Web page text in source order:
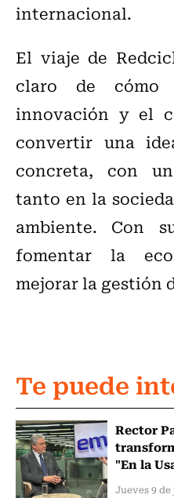
internacional.
El viaje de
claro de cómo
innovación y el
convertir una
concreta, con
tanto en la
ambiente. Con
fomentar la
mejorar la gestión
Te puede
Rector
"En la
Jueves 9